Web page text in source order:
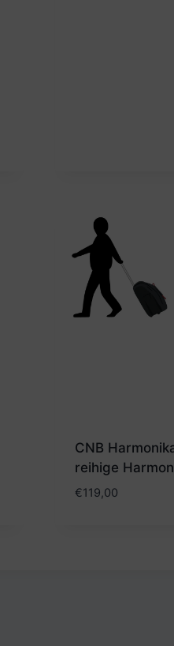
CNB
reihige
€119,00